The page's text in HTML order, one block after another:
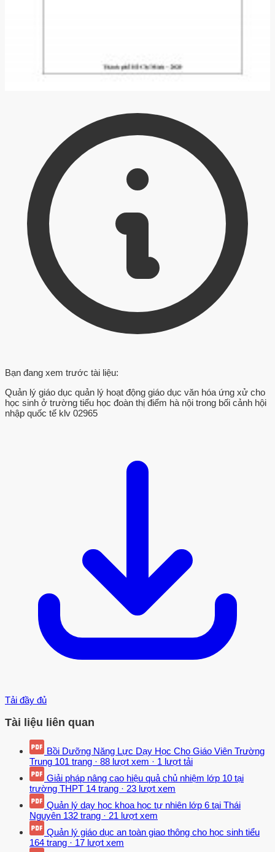
Bạn đang xem trước tài liệu:
Quản lý giáo dục quản lý hoạt động giáo dục văn hóa ứng xử cho
học sinh ở trường tiểu học đoàn thị điểm hà nội trong bối cảnh hội
nhập quốc tế klv 02965
Tải đầy đủ
Tài liệu liên quan
Bồi Dưỡng Năng Lực Dạy Học Cho Giáo Viên Trường
Trung 101 trang · 88 lượt xem · 1 lượt tải
Giải pháp nâng cao hiệu quả chủ nhiệm lớp 10 tại
trường THPT 14 trang · 23 lượt xem
Quản lý dạy học khoa học tự nhiên lớp 6 tại Thái
Nguyên 132 trang · 21 lượt xem
Quản lý giáo dục an toàn giao thông cho học sinh tiểu
164 trang · 17 lượt xem